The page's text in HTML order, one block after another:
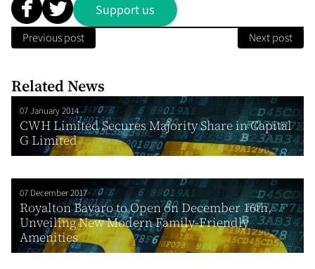
Support us
Previous post Next post
Related News
07 January 2014
CWH Limited Secures Majority Share in Capital
G Limited
07 December 2017
Royalton Bavaro to Open on December 16th,
Unveiling New Modern Family-Friendly
Amenities